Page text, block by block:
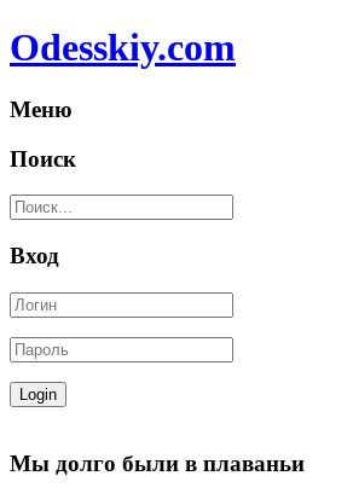
Odesskiy.com
Меню
Поиск
Вход
Мы долго были в плаваньи